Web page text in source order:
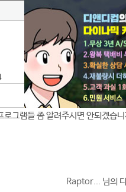
그램들 좀 알려주시면 안되겠습
Raptor... 님의